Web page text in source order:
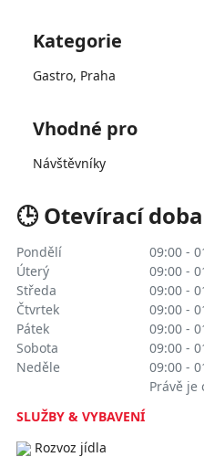
Kategorie
Gastro, Praha
Vhodné pro
Návštěvníky
🕒 Otevírací doba
Pondělí
09:00 -
Úterý
09:00 -
Středa
09:00 -
Čtvrtek
09:00 -
Pátek
09:00 -
Sobota
09:00 -
Neděle
09:00 -
Právě je
SLUŽBY & VYBAVENÍ
Rozvoz jídla